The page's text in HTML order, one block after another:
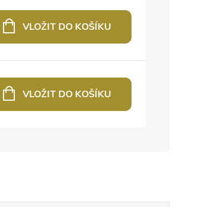
VLOŽIT DO KOŠÍKU
VLOŽIT DO KOŠÍKU